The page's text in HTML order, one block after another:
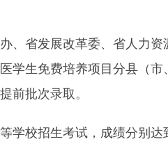
省发展改革委、省人力资
学生免费培养项目分县（
前批次录取。
校招生考试，成绩分别达